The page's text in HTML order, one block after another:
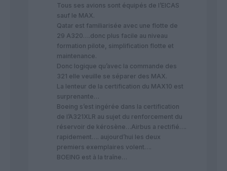
Tous ses avions sont équipés de l’EICAS
sauf le MAX.
Qatar est familiarisée avec une flotte de
29 A320….donc plus facile au niveau
formation pilote, simplification flotte et
maintenance.
Donc logique qu’avec la commande des
321 elle veuille se séparer des MAX.
La lenteur de la certification du MAX10 est
surprenante…
Boeing s’est ingérée dans la certification
de l’A321XLR au sujet du renforcement du
réservoir de kérosène…Airbus a rectifié….
rapidement…. aujourd’hui les deux
premiers exemplaires volent….
BOEING est à la traîne…